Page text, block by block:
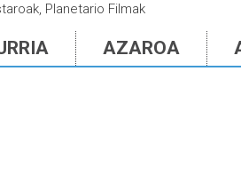
Planetario Filmak
AZAROA